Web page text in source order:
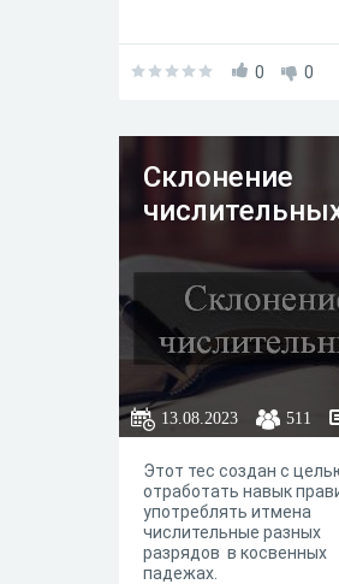
0 0
Склонение
13.08.2023 511
Этот тес создан с
отработать навык
употреблять итмена
числительные разных
разрядов в косвенных
падежах.